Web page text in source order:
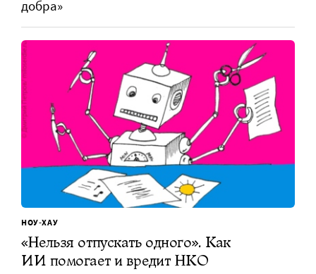
добра»
НОУ-ХАУ
«Нельзя отпускать одного». Как
ИИ помогает и вредит НКО